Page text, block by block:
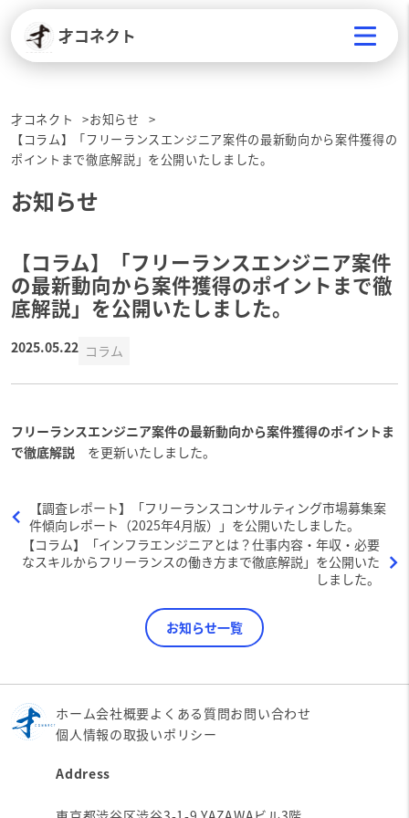
才コネクト
才コネクト
お知らせ
【コラム】「フリーランスエンジニア案件の最新動向から案件獲得の
ポイントまで徹底解説」を公開いたしました。
お知らせ
【コラム】「フリーランスエンジニア案件
の最新動向から案件獲得のポイントまで徹
底解説」を公開いたしました。
2025.05.22 コラム
フリーランスエンジニア案件の最新動向から案件獲得のポイントま
で徹底解説を更新いたしました。
【調査レポート】「フリーランスコンサルティング市場募集案
件傾向レポート（2025年4月版）」を公開いたしました。
【コラム】「インフラエンジニアとは？仕事内容・年収・必要
なスキルからフリーランスの働き方まで徹底解説」を公開いた
しました。
お知らせ一覧
ホーム会社概要よくある質問お問い合わせ
個人情報の取扱いポリシー
Address